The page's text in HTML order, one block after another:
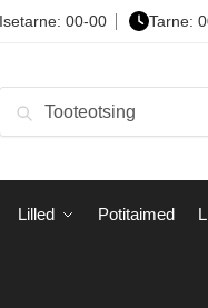
Isetarne: 00-00 Tarne:
Otsi
Lilled Potitaimed